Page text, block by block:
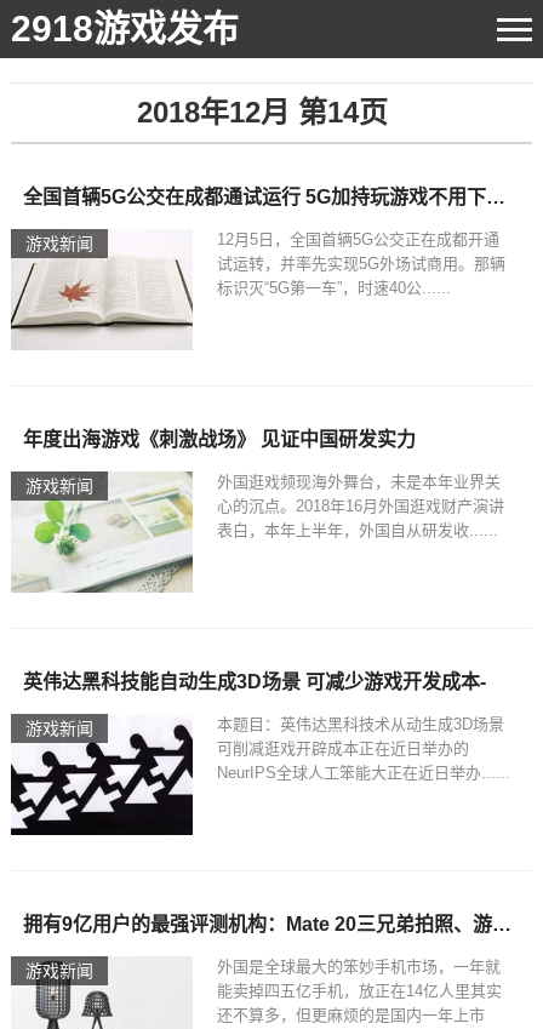
2918游戏发布
2018年12月 第14页
游戏新闻
全国首辆5G公交在成都通试运行 5G加持玩游戏不用下载了
12月5日，全国首辆5G公交正在成都开通
试运转，并率先实现5G外场试商用。那辆
标识灭“5G第一车”，时速40公......
游戏新闻
年度出海游戏《刺激战场》 见证中国研发实力
外国逛戏频现海外舞台，未是本年业界关
心的沉点。2018年16月外国逛戏财产演讲
表白，本年上半年，外国自从研发收......
游戏新闻
英伟达黑科技能自动生成3D场景 可减少游戏开发成本-
本题目：英伟达黑科技术从动生成3D场景
可削减逛戏开辟成本正在近日举办的
NeurIPS全球人工笨能大正在近日举办......
游戏新闻
拥有9亿用户的最强评测机构：Mate 20三兄弟拍照、游戏能力亮了
外国是全球最大的笨妙手机市场，一年就
能卖掉四五亿手机，放正在14亿人里其实
还不算多，但更麻烦的是国内一年上市